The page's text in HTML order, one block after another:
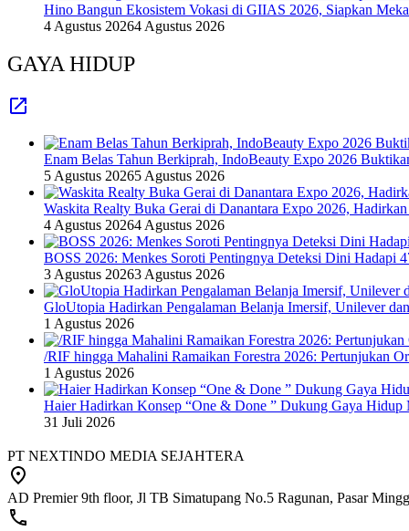
Hino Bangun Ekosistem Vokasi di GIIAS 2026, Siapkan
4 Agustus 20264 Agustus 2026
GAYA HIDUP
Enam Belas Tahun Berkiprah, IndoBeauty Expo 2026
5 Agustus 20265 Agustus 2026
Waskita Realty Buka Gerai di Danantara Expo 2026,
4 Agustus 20264 Agustus 2026
BOSS 2026: Menkes Soroti Pentingnya Deteksi Dini Hadapi
3 Agustus 20263 Agustus 2026
GloUtopia Hadirkan Pengalaman Belanja Imersif, Unilever
1 Agustus 2026
/RIF hingga Mahalini Ramaikan Forestra 2026: Pertunjukan
1 Agustus 2026
Haier Hadirkan Konsep “One & Done ” Dukung Gaya Hidup
31 Juli 2026
PT NEXTINDO MEDIA SEJAHTERA
AD Premier 9th floor, Jl TB Simatupang No.5 Ragunan, Pasar